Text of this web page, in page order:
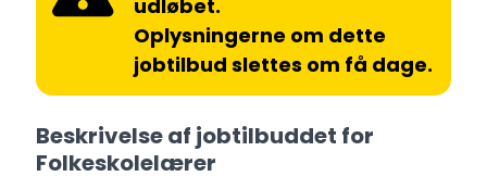
udløbet.
Oplysningerne om dette
jobtilbud slettes om få dage.
Beskrivelse af jobtilbuddet for
Folkeskolelærer